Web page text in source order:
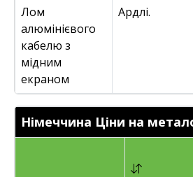
Лом
алюмінієвого
кабелю з
мідним
екраном
Ардлі.
Німеччина Ціни на